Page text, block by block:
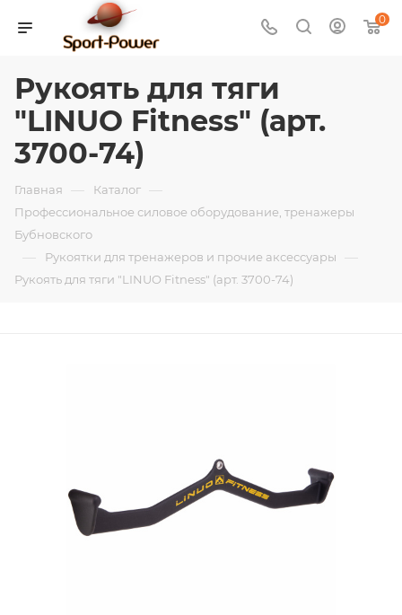
0
Рукоять для тяги
"LINUO Fitness" (арт.
3700-74)
Главная — Каталог —
Профессиональное силовое оборудование, тренажеры
Бубновского
— Рукоятки для тренажеров и прочие аксессуары —
Рукоять для тяги "LINUO Fitness" (арт. 3700-74)